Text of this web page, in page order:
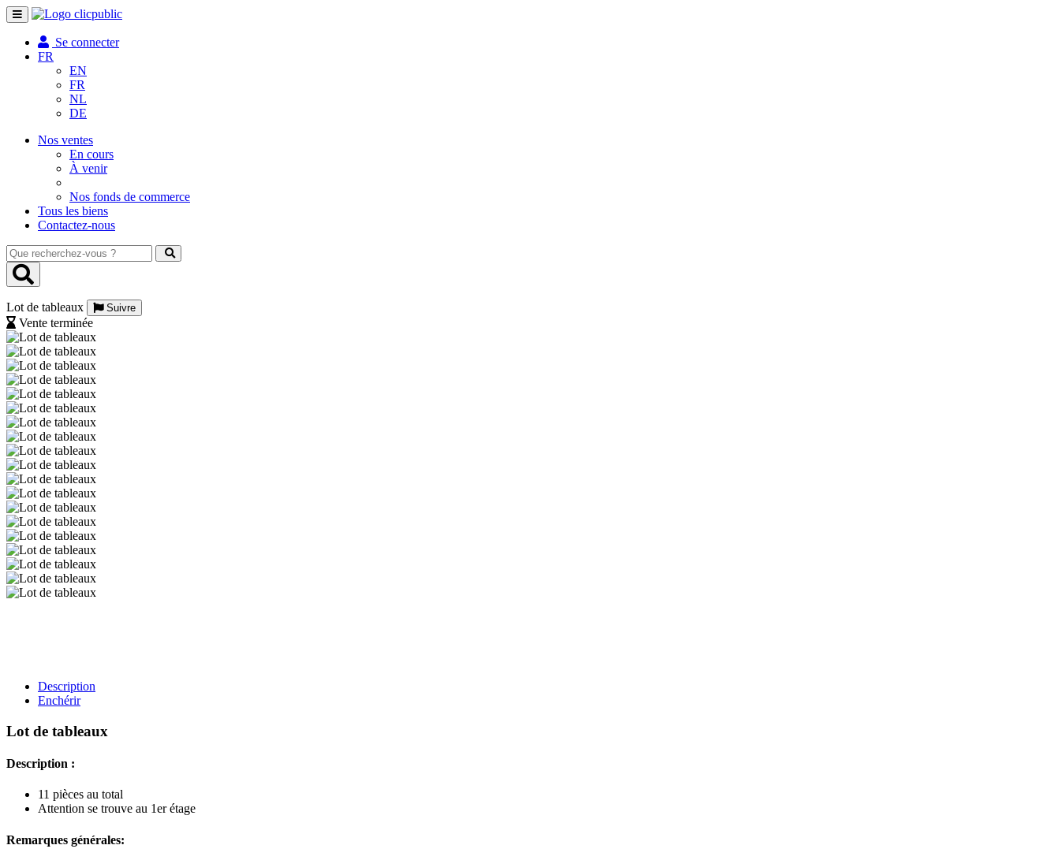
Toggle
navigation
Se connecter
FR
EN
FR
NL
DE
Nos ventes
En cours
À venir
Nos fonds de commerce
Tous les biens
Contactez-nous
Que
recherchez-
vous
Lot de tableaux
Suivre
Vente terminée
Description
Enchérir
Lot de tableaux
Description :
11 pièces au total
Attention se trouve au 1er étage
Remarques générales: